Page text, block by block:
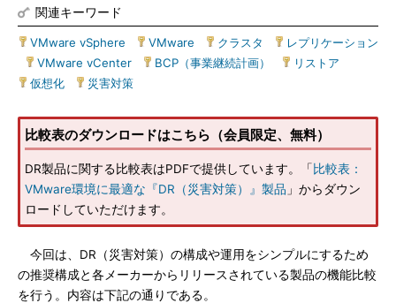
関連キーワード
VMware vSphere VMware クラスタ
レプリケーション
VMware vCenter BCP（事業継続計画） リストア
仮想化
災害対策
比較表のダウンロードはこちら（会員限定、無料）
DR製品に関する比較表はPDFで提供しています。「 比較表：
VMware環境に最適な『DR（災害対策）』製品 」からダウン
ロードしていただけます。
今回は、DR（災害対策）の構成や運用をシンプルにするため
の推奨構成と各メーカーからリリースされている製品の機能比較
を行う。内容は下記の通りである。